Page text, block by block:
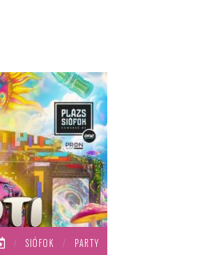
/ SIÓFOK / PARTY